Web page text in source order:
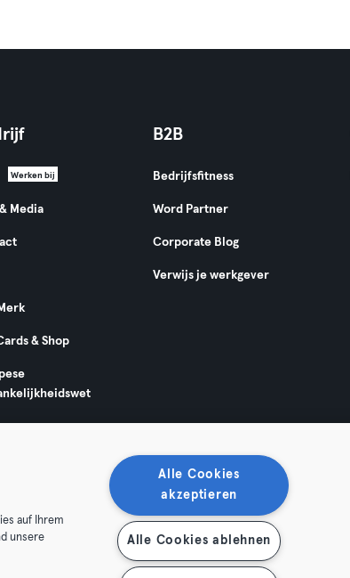
Werken bij
Media
& Shop
B2B
Bedrijfsfitness
Word Partner
Corporate Blog
Verwijs je werkgever
auf Ihrem
unsere
Alle Cookies
akzeptieren
Alle Cookies ablehnen